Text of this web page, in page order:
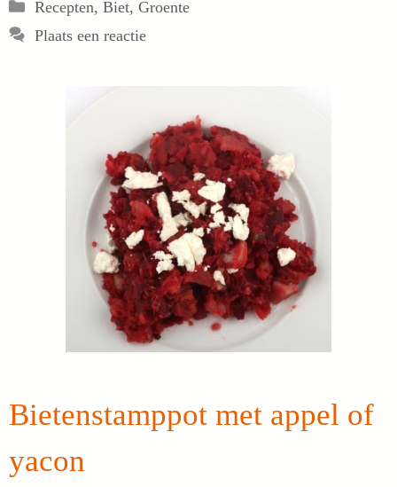
Categorieën
Recepten, Biet, Groente
Plaats een reactie
Bietenstamppot met appel of
yacon